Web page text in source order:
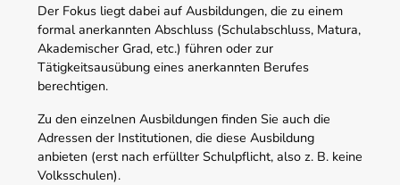
Der Fokus liegt dabei auf Ausbildungen, die zu einem
formal anerkannten Abschluss (Schulabschluss, Matura,
Akademischer Grad, etc.) führen oder zur
Tätigkeitsausübung eines anerkannten Berufes
berechtigen.
Zu den einzelnen Ausbildungen finden Sie auch die
Adressen der Institutionen, die diese Ausbildung
anbieten (erst nach erfüllter Schulpflicht, also z. B. keine
Volksschulen).